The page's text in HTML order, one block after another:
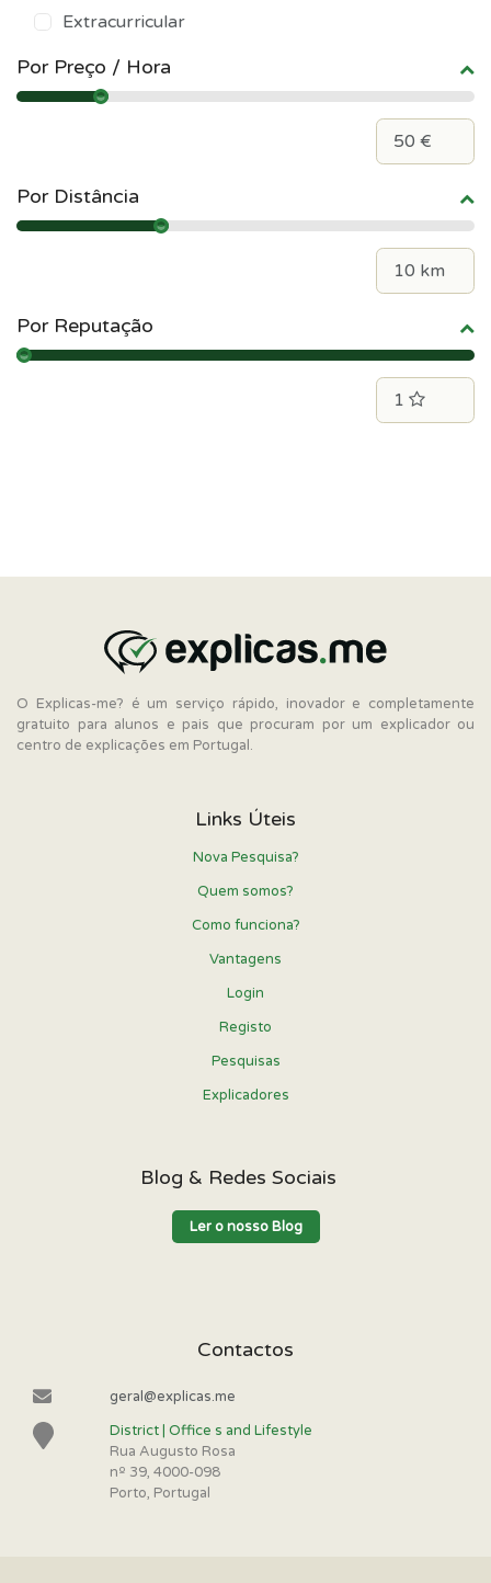
Extracurricular
Por Preço / Hora
Por Distância
Por Reputação
O Explicas-me? é um serviço rápido, inovador e completamente
gratuito para alunos e pais que procuram por um explicador ou
centro de explicações em Portugal.
Links Úteis
Nova Pesquisa?
Quem somos?
Como funciona?
Vantagens
Login
Registo
Pesquisas
Explicadores
Blog & Redes Sociais
Ler o nosso Blog
Contactos
geral@explicas.me
District | Office s and Lifestyle
Rua Augusto Rosa
nº 39, 4000-098
Porto, Portugal